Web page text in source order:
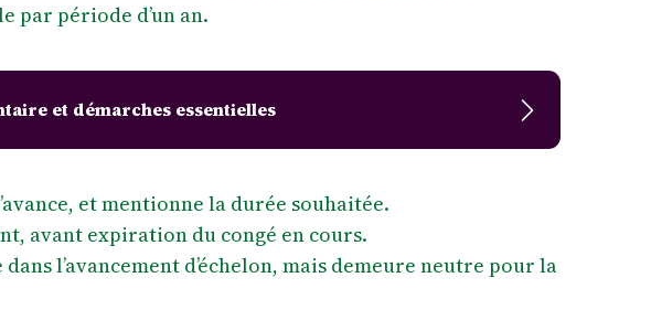
par période d’un an.
et démarches essentielles
et mentionne la durée souhaitée.
avant expiration du congé en cours.
l’avancement d’échelon, mais demeure neutre pour la